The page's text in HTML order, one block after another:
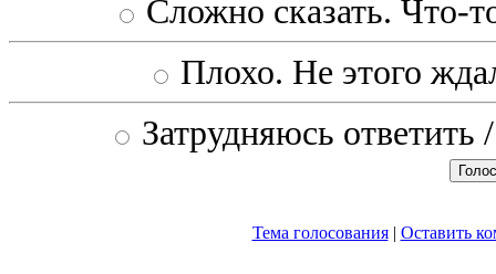
Сложно сказать. Что-
Плохо. Не этого
Затрудняюсь
Тема голосования| Оставить